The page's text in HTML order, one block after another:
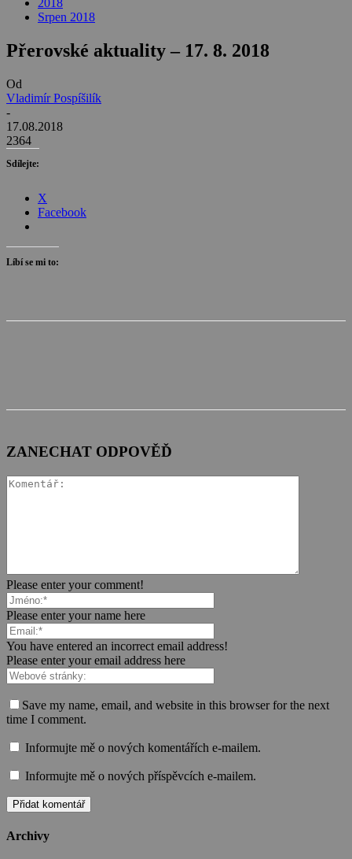
2018
Srpen 2018
Přerovské aktuality – 17. 8. 2018
Od
Vladimír Pospíšilík
-
17.08.2018
2364
Sdílejte:
X
Facebook
Líbí se mi to:
ZANECHAT ODPOVĚĎ
Please enter your comment!
Please enter your name here
You have entered an incorrect email address!
Please enter your email address here
Save my name, email, and website in this browser for the next
time I comment.
Informujte mě o nových komentářích e-mailem.
Informujte mě o nových příspěvcích e-mailem.
Archivy